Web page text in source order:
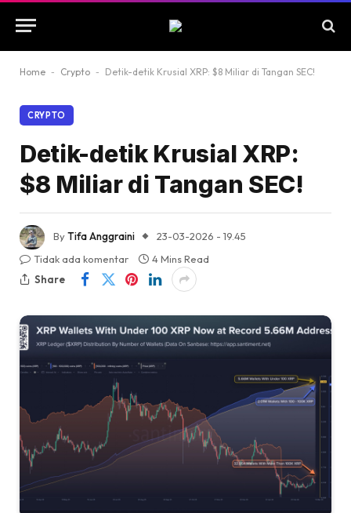
Home - Crypto - Detik-detik Krusial XRP: $8 Miliar di Tangan SEC!
CRYPTO
Detik-detik Krusial XRP:
$8 Miliar di Tangan SEC!
ByTifa Anggraini
23-03-2026 - 19.45
Tidak ada komentar
4 Mins Read
Share